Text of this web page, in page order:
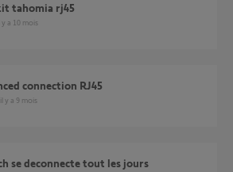
tahomia rj45
il y a 10 mois
connection RJ45
il y a 9 mois
se deconnecte tout les jours